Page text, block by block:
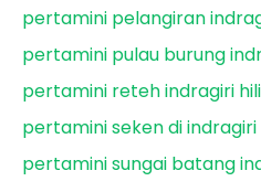
pertamini pelangiran
pertamini pulau burung
pertamini reteh indragiri
pertamini seken di indragiri
pertamini sungai batang